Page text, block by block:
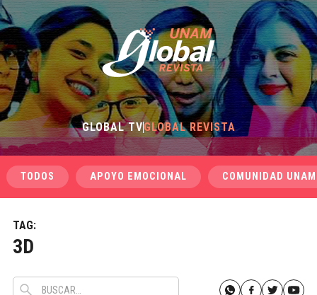
GLOBAL TVGLOBAL REVISTA
TODOS APOYO EMOCIONAL COMUNIDAD UNAM
TAG:
3D